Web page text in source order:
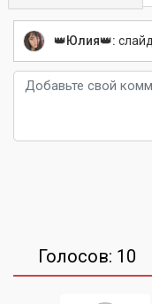
👑Юлия👑:
Голосов: 10